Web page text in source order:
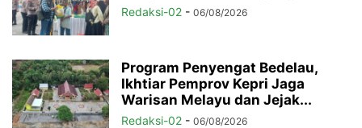
Redaksi-02 - 06/08/2026
Program Penyengat Bedelau,
Ikhtiar Pemprov Kepri Jaga
Warisan Melayu dan Jejak...
Redaksi-02 - 06/08/2026